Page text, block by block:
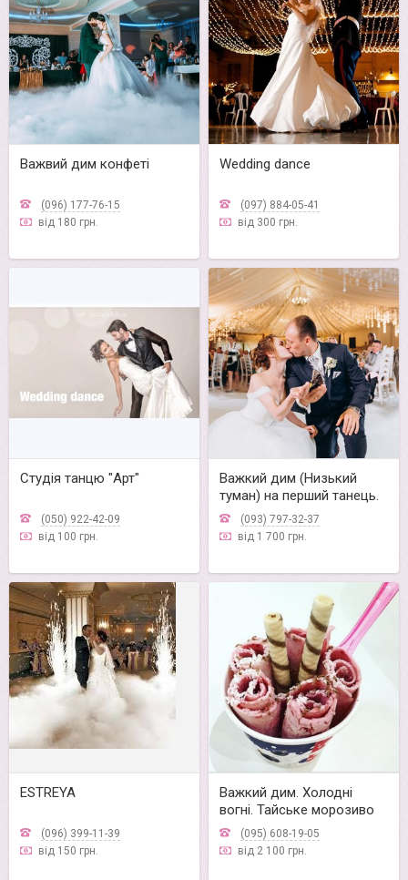
Важвий дим конфеті
(096) 177-76-15
від 180 грн.
Wedding dance
(097) 884-05-41
від 300 грн.
Студія танцю "Арт"
(050) 922-42-09
від 100 грн.
Важкий дим (Низький
туман) на перший танець.
(093) 797-32-37
від 1 700 грн.
ESTREYA
(096) 399-11-39
від 150 грн.
Важкий дим. Холодні
вогні. Тайське морозиво
(095) 608-19-05
від 2 100 грн.